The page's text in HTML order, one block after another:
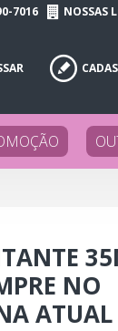
7016 NOSSAS
NO
ATUAL